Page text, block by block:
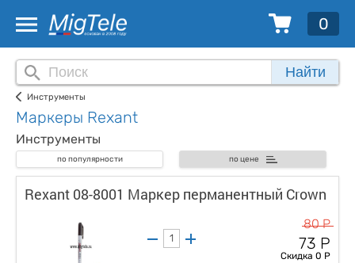
0
Найти
Инструменты
Маркеры Rexant
Инструменты
по популярности по цене
Rexant 08-8001 Маркер перманентный Crown
80 Р
73 Р
Скидка 0 Р